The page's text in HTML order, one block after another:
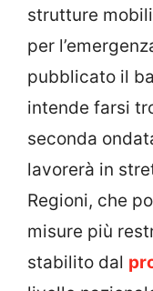
strutture
per
pubblicato il
intende farsi
seconda
lavorerà in
Regioni, che
misure più
stabilito dal